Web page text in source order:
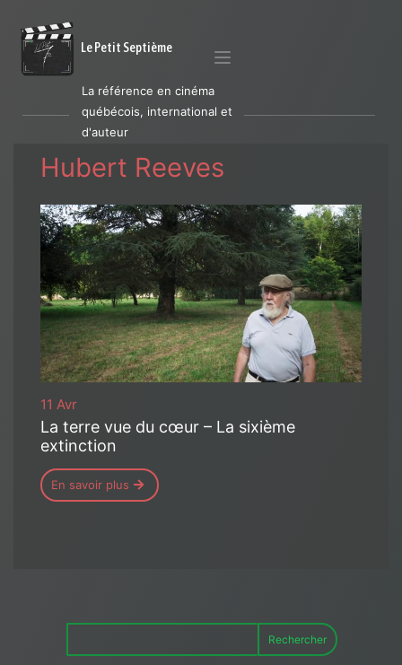
Le Petit Septième
La référence en cinéma
québécois, international et
d'auteur
Hubert Reeves
11 Avr
La terre vue du cœur – La sixième
extinction
En savoir plus
Rechercher